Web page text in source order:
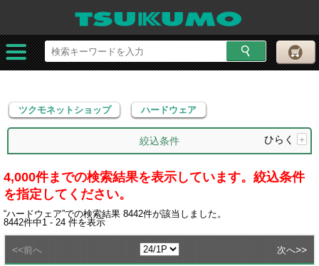
ツクモネットショップ ハードウェア
ツクモネットショップ ハードウェア
絞込条件 ひらく +
4,000件までの検索結果を表示しています。絞込条件
を指定してください。
“ハードウェア”での検索結果 8442件が該当しました。
8442件中1 - 24 件を表示
<<前へ 次へ>>